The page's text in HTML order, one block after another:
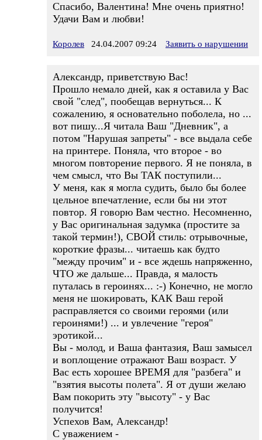
Спасибо, Валентина! Мне очень приятно!
Удачи Вам и любви!
Королев 24.04.2007 09:24 Заявить о нарушении
Александр, приветствую Вас!
Прошло немало дней, как я оставила у Вас
свой "след", пообещав вернуться... К
сожалению, я основательно поболела, но ...
вот пишу...Я читала Ваш "Дневник", а
потом "Нарушая запреты" - все выдала себе
на принтере. Поняла, что второе - во
многом повторение первого. Я не поняла, в
чем смысл, что Вы ТАК поступили...
У меня, как я могла судить, было бы более
цельное впечатление, если бы ни этот
повтор. Я говорю Вам честно. Несомненно,
у Вас оригинальная задумка (простите за
такой термин!), СВОЙ стиль: отрывочные,
короткие фразы... читаешь как будто
"между прочим" и - все ждешь напряженно,
ЧТО же дальше... Правда, я малость
путалась в героинях... :-) Конечно, не могло
меня не шокировать, КАК Ваш герой
расправляется со своими героями (или
героинями!) ... и увлечение "героя"
эротикой...
Вы - молод, и Ваша фантазия, Ваш замысел
и воплощение отражают Ваш возраст. У
Вас есть хорошее ВРЕМЯ для "разбега" и
"взятия высоты полета". Я от души желаю
Вам покорить эту "высоту" - у Вас
получится!
Успехов Вам, Александр!
С уважением -